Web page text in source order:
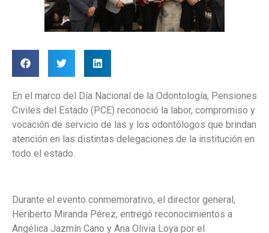
En el marco del Día Nacional de la Odontología, Pensiones
Civiles del Estado (PCE) reconoció la labor, compromiso y
vocación de servicio de las y los odontólogos que brindan
atención en las distintas delegaciones de la institución en
todo el estado.
Durante el evento conmemorativo, el director general,
Heriberto Miranda Pérez, entregó reconocimientos a
Angélica Jazmín Cano y Ana Olivia Loya por el